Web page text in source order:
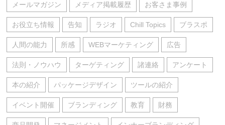
メールマガジン メディア掲載履歴 お客さま事例
お役立ち情報 告知 ラジオ Chill Topics ブラスポ
人間の能力 所感 WEBマーケティング 広告
法則・ノウハウ ターゲティング 諸連絡 アンケート
本の紹介 パッケージデザイン ツールの紹介
イベント開催 ブランディング 教育 財務